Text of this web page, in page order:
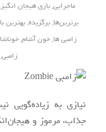
ماجرایی,بازی هیجان انگیز,
برترین‌ها,برگزیده,بهترین
زامبی ها,خون آشام,
زامبی,
نیازی به زیاده‌گویی
جذاب، مرموز و